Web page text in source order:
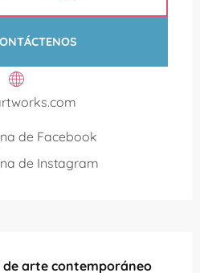
de Facebook
de Instagram
de arte contemporáneo